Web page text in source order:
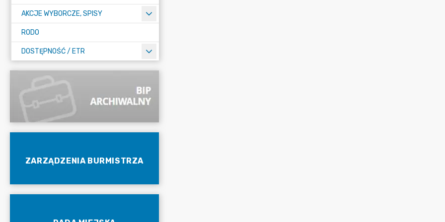
AKCJE WYBORCZE, SPISY
RODO
DOSTĘPNOŚĆ / ETR
ZARZĄDZENIA BURMISTRZA